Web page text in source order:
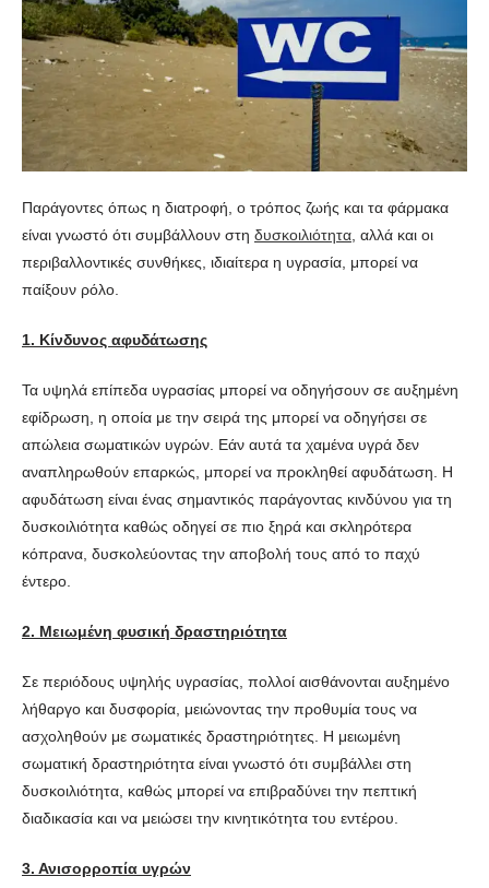
Παράγοντες όπως η διατροφή, ο τρόπος ζωής και τα φάρμακα
είναι γνωστό ότι συμβάλλουν στη δυσκοιλιότητα , αλλά και οι
περιβαλλοντικές συνθήκες, ιδιαίτερα η υγρασία, μπορεί να
παίξουν ρόλο.
1. Κίνδυνος αφυδάτωσης
Τα υψηλά επίπεδα υγρασίας μπορεί να οδηγήσουν σε αυξημένη
εφίδρωση, η οποία με την σειρά της μπορεί να οδηγήσει σε
απώλεια σωματικών υγρών. Εάν αυτά τα χαμένα υγρά δεν
αναπληρωθούν επαρκώς, μπορεί να προκληθεί αφυδάτωση. Η
αφυδάτωση είναι ένας σημαντικός παράγοντας κινδύνου για τη
δυσκοιλιότητα καθώς οδηγεί σε πιο ξηρά και σκληρότερα
κόπρανα, δυσκολεύοντας την αποβολή τους από το παχύ
έντερο.
2. Μειωμένη φυσική δραστηριότητα
Σε περιόδους υψηλής υγρασίας, πολλοί αισθάνονται αυξημένο
λήθαργο και δυσφορία, μειώνοντας την προθυμία τους να
ασχοληθούν με σωματικές δραστηριότητες. Η μειωμένη
σωματική δραστηριότητα είναι γνωστό ότι συμβάλλει στη
δυσκοιλιότητα, καθώς μπορεί να επιβραδύνει την πεπτική
διαδικασία και να μειώσει την κινητικότητα του εντέρου.
3. Ανισορροπία υγρών